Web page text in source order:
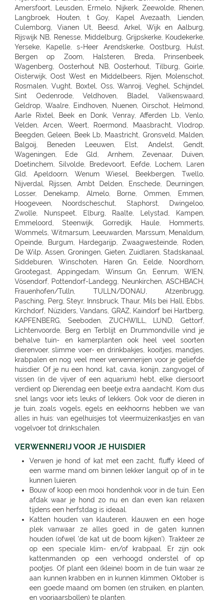
VERWENNERIJ VOOR JE HUISDIER
Verwen je hond of kat met een zacht, fluffy kleed of
een warme mand om binnen lekker languit op of in te
kunnen luieren.
Bouw of koop een mooi hondenhok voor in de tuin. Een
afdak waar je hond zo nu en dan even kan relaxen
tijdens een herfstdag is ideaal.
Katten houden van klauteren, klauwen en een hoge
plek vanwaar ze alles goed in de gaten kunnen
houden (ofwel 'de kat uit de boom kijken'). Trakteer ze
op een speciale klim- en/of krabpaal. Er zijn ook
kattenmanden op een verhoogd onderstel of op
pootjes. Of plant een (kleine) boom in de tuin waar ze
aan kunnen krabben en in kunnen klimmen. Oktober is
een goede maand om bomen (en struiken, en planten,
en voorjaarsbollen) te planten.